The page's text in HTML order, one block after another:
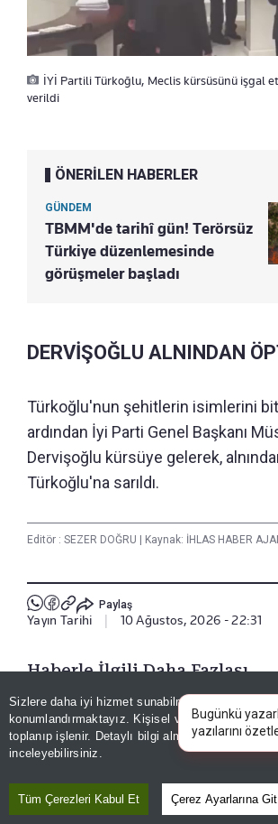
Sizlere daha iyi hizmet sunabilmek adına
konumlandırmaktayız. Kişisel verileriniz, KVKK
toplanıp işlenir. Detaylı bilgi almak için
inceleyebilirsiniz.
Tüm Çerezleri Kabul Et Çerez Ayarlarına Git
İYİ Partili Türkoğlu, Meclis kürsüsünü işgal
verildi
ÖNERİLEN HABERLER
GÜNDEM
TBMM'de tarihî gün! Terörsüz
Türkiye düzenlemesinde
görüşmeler başladı
DERVİŞOĞLU ALNINDAN
Türkoğlu'nun şehitlerin isimlerini
ardından İyi Parti Genel Başkanı
Dervişoğlu kürsüye gelerek,
Türkoğlu'na sarıldı.
Editör : SEZER DOĞRU Kaynak: İHLAS HABER
Paylaş
Yayın Tarihi 10 Ağustos, 2026 - 22:31
Haberle İlgili Daha Fazlası
Gündem
Bugünkü